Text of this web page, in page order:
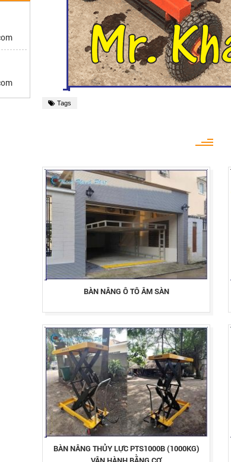
Tags
BÀN NÂNG Ô TÔ ÂM SÀN
BÀN NÂNG THỦY LỰC PTS1000B (1000KG)